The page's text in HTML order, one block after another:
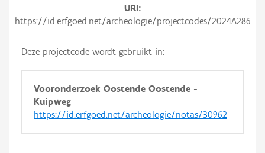
URI
https://id.erfgoed.net/archeologie/projectcodes/2024A286
Deze projectcode wordt gebruikt in:
Vooronderzoek Oostende Oostende -
Kuipweg
https://id.erfgoed.net/archeologie/notas/30962